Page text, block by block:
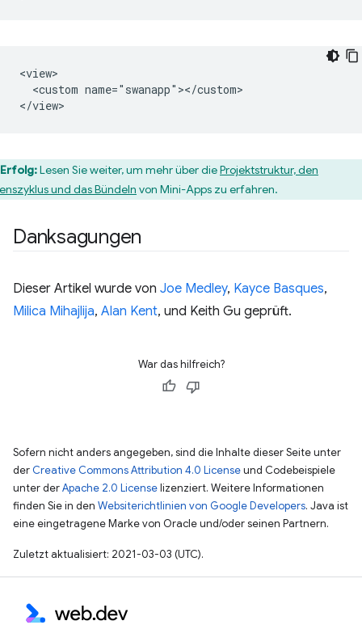
<view>
  <custom name="swanapp"></custom>
Erfolg:Lesen Sie weiter, um mehr über dieProjektstruktur, den
und das Bündeln von Mini-Apps zu erfahren.
Danksagungen
Dieser Artikel wurde von Joe Medley, Kayce Basques,
Milica Mihajlija, Alan Kent, und Keith Gu geprüft.
War das hilfreich?
Sofern nicht anders angegeben, sind die Inhalte dieser Seite unter
der Creative Commons Attribution 4.0 Licenseund Codebeispiele
unter derApache 2.0 Licenselizenziert. Weitere Informationen
finden Sie in den Websiterichtlinien von Google Developers. Java ist
eine eingetragene Marke von Oracle und/oder seinen Partnern.
Zuletzt aktualisiert: 2021-03-03 (UTC).